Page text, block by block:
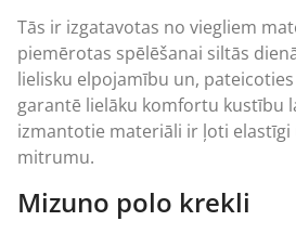
Tās ir izgatavotas no viegliem
piemērotas spēlēšanai siltās
lielisku elpojamību un,
garantē lielāku komfortu kustību
izmantotie materiāli ir ļoti elastīgi
mitrumu.
Mizuno polo krekli